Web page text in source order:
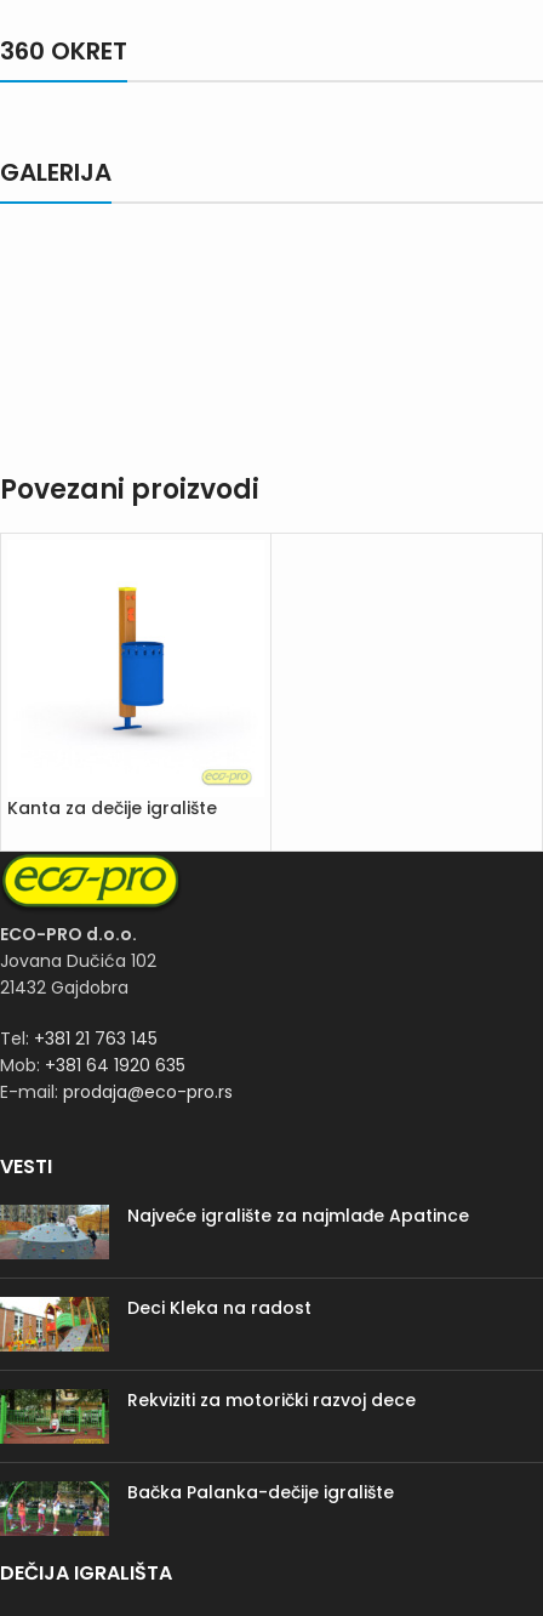
360 OKRET
GALERIJA
Povezani proizvodi
Kanta za dečije igralište
ECO-PRO d.o.o.
Jovana Dučića 102
21432 Gajdobra
Tel: +381 21 763 145
Mob: +381 64 1920 635
E-mail: prodaja@eco-pro.rs
VESTI
Najveće igralište za najmlađe Apatince
Deci Kleka na radost
Rekviziti za motorički razvoj dece
Bačka Palanka-dečije igralište
DEČIJA IGRALIŠTA